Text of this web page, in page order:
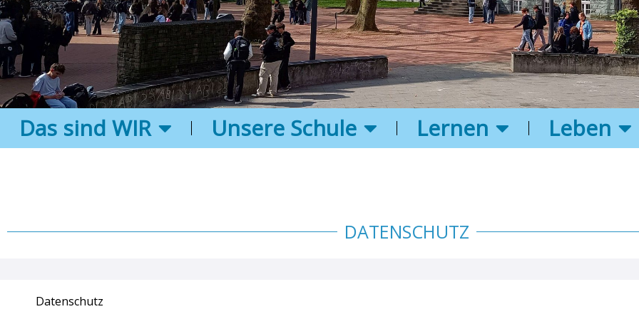
Das sind WIR Unsere Schule Lernen Leben
DATENSCHUTZ
Datenschutz